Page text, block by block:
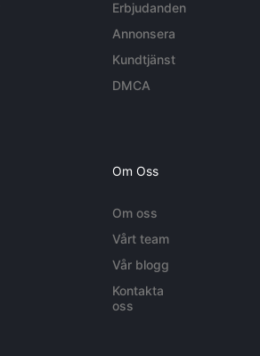
Erbjudanden
Annonsera
Kundtjänst
DMCA
Om Oss
Om oss
Vårt team
Vår blogg
Kontakta
oss